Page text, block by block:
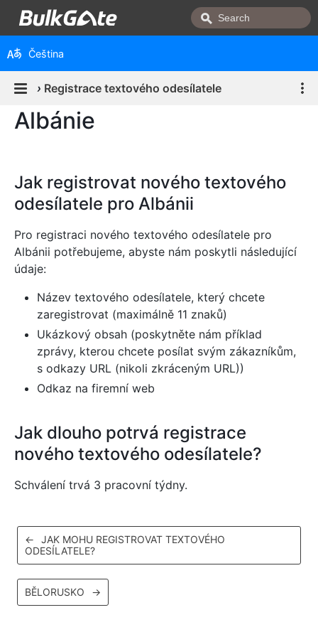
Čeština
› Registrace textového odesílatele
Albánie
Jak registrovat nového textového
odesílatele pro Albánii
Pro registraci nového textového odesílatele pro
Albánii potřebujeme, abyste nám poskytli následující
údaje:
Název textového odesílatele, který chcete
zaregistrovat (maximálně 11 znaků)
Ukázkový obsah (poskytněte nám příklad
zprávy, kterou chcete posílat svým zákazníkům,
s odkazy URL (nikoli zkráceným URL))
Odkaz na firemní web
Jak dlouho potrvá registrace
nového textového odesílatele?
Schválení trvá 3 pracovní týdny.
←
JAK MOHU REGISTROVAT TEXTOVÉHO
ODESÍLATELE?
BĚLORUSKO →